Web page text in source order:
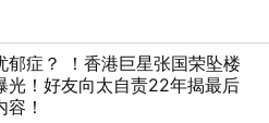
郁症？ ！香港巨星张国荣坠楼
光！好友向太自责22年揭最后
容！